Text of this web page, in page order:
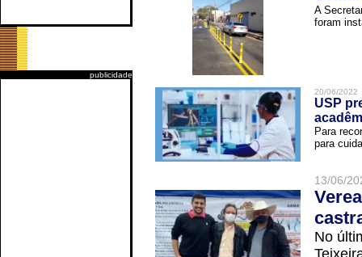
publicidade
A
foram
20/06/2022
USP
Para
para
13/06/
No